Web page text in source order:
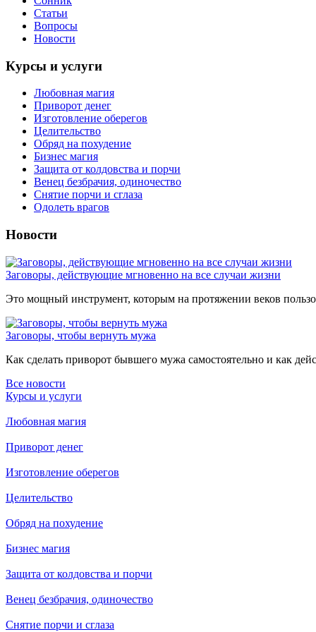
Статьи
Вопросы
Новости
Курсы и услуги
Любовная магия
Приворот денег
Изготовление оберегов
Целительство
Обряд на похудение
Бизнес магия
Защита от колдовства и порчи
Венец безбрачия, одиночество
Снятие порчи и сглаза
Одолеть врагов
Новости
Заговоры, действующие мгновенно на все случаи жизни
Это мощный инструмент, которым на протяжении веков
Заговоры, чтобы вернуть мужа
Как сделать приворот бывшего мужа самостоятельно и как
Все новости
Курсы и услуги
Любовная магия
Приворот денег
Изготовление оберегов
Целительство
Обряд на похудение
Бизнес магия
Защита от колдовства и порчи
Венец безбрачия, одиночество
Снятие порчи и сглаза